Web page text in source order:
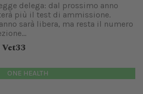
delega: dal prossimo anno
più il test di ammissione.
sarà libera, ma resta il numero
ONE HEALTH